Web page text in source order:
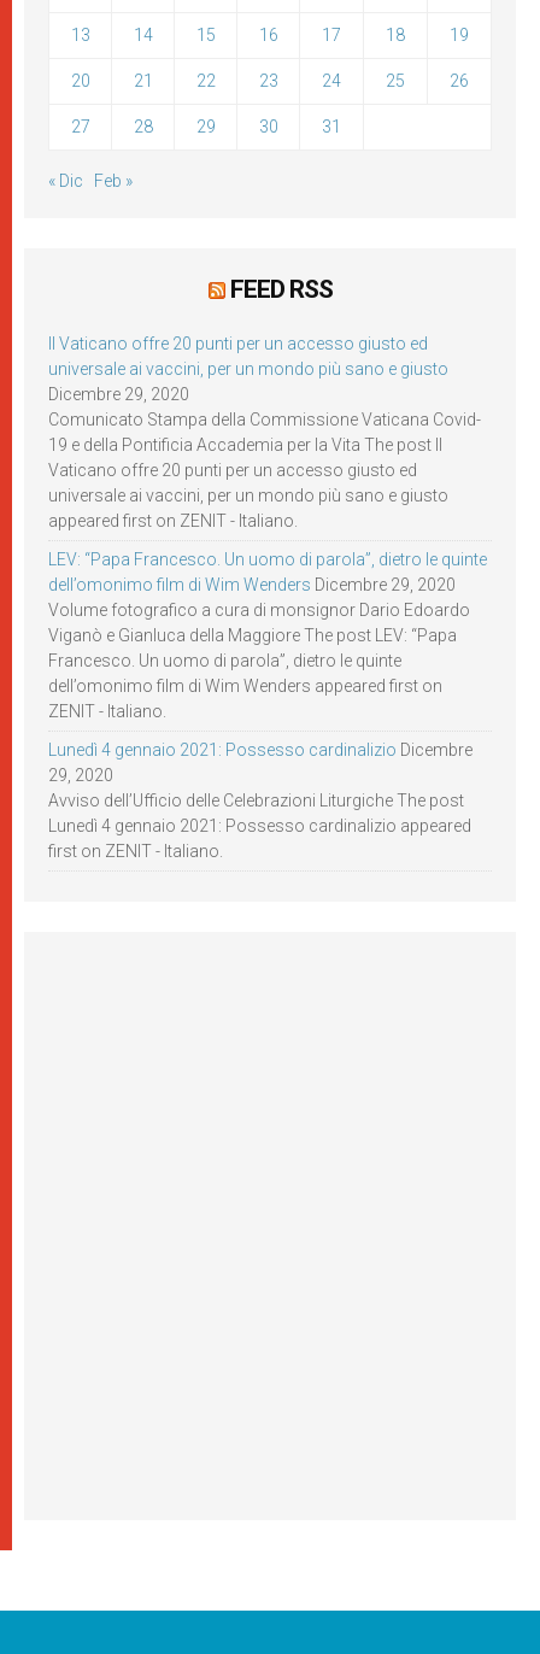
13 14 15 16 17 18 19
20 21 22 23 24 25 26
27 28 29 30 31
« Dic Feb »
FEED RSS
Il Vaticano offre 20 punti per un accesso giusto ed
universale ai vaccini, per un mondo più sano e giusto
Dicembre 29, 2020
Comunicato Stampa della Commissione Vaticana Covid-
19 e della Pontificia Accademia per la Vita The post Il
Vaticano offre 20 punti per un accesso giusto ed
universale ai vaccini, per un mondo più sano e giusto
appeared first on ZENIT - Italiano.
LEV: “Papa Francesco. Un uomo di parola”, dietro le quinte
dell’omonimo film di Wim Wenders Dicembre 29, 2020
Volume fotografico a cura di monsignor Dario Edoardo
Viganò e Gianluca della Maggiore The post LEV: “Papa
Francesco. Un uomo di parola”, dietro le quinte
dell’omonimo film di Wim Wenders appeared first on
ZENIT - Italiano.
Lunedì 4 gennaio 2021: Possesso cardinalizio Dicembre
29, 2020
Avviso dell’Ufficio delle Celebrazioni Liturgiche The post
Lunedì 4 gennaio 2021: Possesso cardinalizio appeared
first on ZENIT - Italiano.